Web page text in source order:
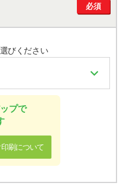
必須
びください
プで
刷について